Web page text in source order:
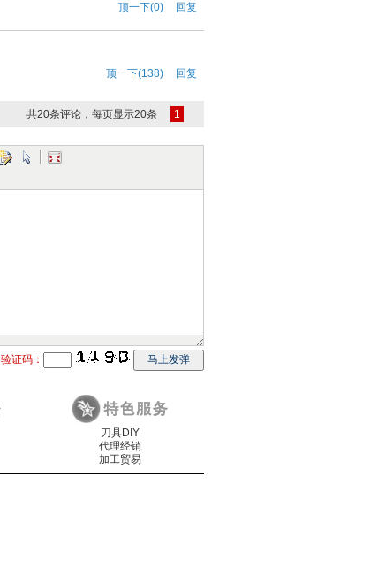
回复
顶一下(0)
回复
顶一下(138)
共20条评论，每页显示20条 1
验证码： 马上发弹
刀具DIY
代理经销
加工贸易